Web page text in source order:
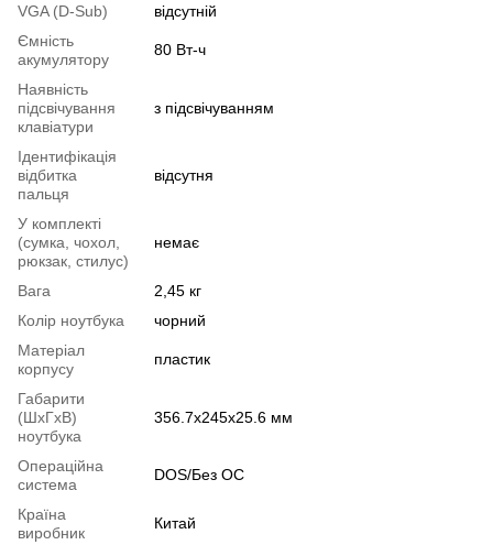
VGA (D-Sub)
відсутній
Ємність
акумулятору
80 Вт-ч
Наявність
підсвічування
клавіатури
з підсвічуванням
Ідентифікація
відбитка
пальця
відсутня
У комплекті
(сумка, чохол,
рюкзак, стилус)
немає
Вага
2,45 кг
Колір ноутбука
чорний
Матеріал
корпусу
пластик
Габарити
(ШхГхВ)
ноутбука
356.7х245х25.6 мм
Операційна
система
DOS/Без ОС
Країна
виробник
Китай